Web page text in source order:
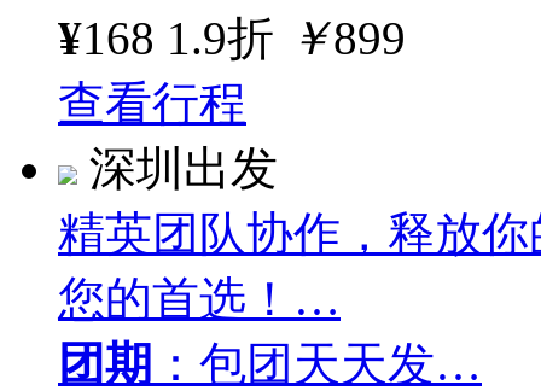
¥168 1.9折 ￥899
查看行程
深圳出发
精英团队协作，释放
您的首选！…
团期 ：包团天天发…